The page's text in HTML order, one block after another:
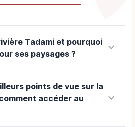
Tadami et pourquoi
ses paysages ?
keyboard_arrow_down
points de vue sur la
accéder au
keyboard_arrow_down